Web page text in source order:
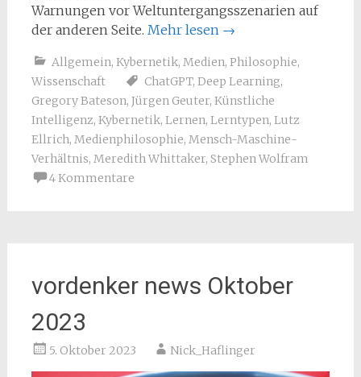
Warnungen vor Weltuntergangsszenarien auf
der anderen Seite. Mehr lesen →
Allgemein, Kybernetik, Medien, Philosophie,
Wissenschaft
ChatGPT, Deep Learning,
Gregory Bateson, Jürgen Geuter, Künstliche
Intelligenz, Kybernetik, Lernen, Lerntypen, Lutz
Ellrich, Medienphilosophie, Mensch-Maschine-
Verhältnis, Meredith Whittaker, Stephen Wolfram
4 Kommentare
vordenker news Oktober
2023
5. Oktober 2023 Nick_Haflinger